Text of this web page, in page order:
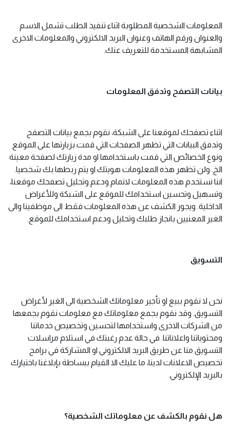
المعلومات الشخصية المطلوبة اثناء تنفيذ الطلب تشمل الاسم
والعنوان ورقم الهاتف وعنوان البريد الالكتروني والمعلومات الاخرى
المشابهة المستخدمة للتعريف عنك.
بيانات التصفح وتدفق المعلومات
اثناء تصفحك لموقعنا على الشبكة، نقوم بجمع بيانات التصفح
وتدفق البيانات التي تظهر الصفحات التي قمت بزيارتها على الموقع
ونوع الخصائص التي قمت باستخدامها او مدة زيارتك لصفحة معينة
الخ. ولن تظهر هذه المعلومات هويتك او يتم ربطها بك شخصيا.
اننا نستخدم هذه المعلومات لاتمام ودعم وتحليل تصفحك موقعنا،
وتسهيل وتحسين استخدامك للموقع على الشبكة وللأغراض
الداخلية. ويجوز الكشف عن هذه المعلومات فقط الى موظفينا والى
الغير المعنيين بانجاز طلبك وتحليل ودعم استخدامك للموقع.
التسويق
نحن لا نقوم ببيع او تأجير معلوماتك الشخصية الى الغير لأغراض
التسويق. وقد نقوم بجمع معلوماتك مع معلومات نقوم بجمعها
من الشركات الاخرى واستخدامها لتحسين وتخصيص خدماتنا
ومحتوياتنا واعلاناتنا. في حالة عدم رغبتك في استلام مراسلات
التسويق منا عن طريق البريد الالكتروني او المشاركة في برامج
تخصيص الاعلانات لدينا، ما عليك الا القيام ببساطة بإبلاغنا باختيارك
بالبريد الإلكتروني.
هل نقوم بالكشف عن معلوماتك الشخصية؟